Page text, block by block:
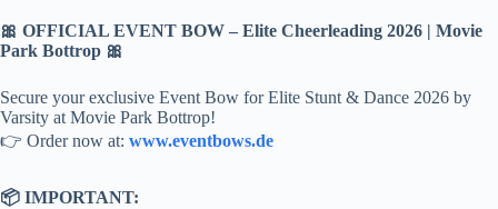
🎀 OFFICIAL EVENT BOW – Elite Cheerleading 2026 | Movie
Park Bottrop 🎀
Secure your exclusive Event Bow for Elite Stunt & Dance 2026 by
Varsity at Movie Park Bottrop!
👉 Order now at: www.eventbows.de
📦 IMPORTANT: